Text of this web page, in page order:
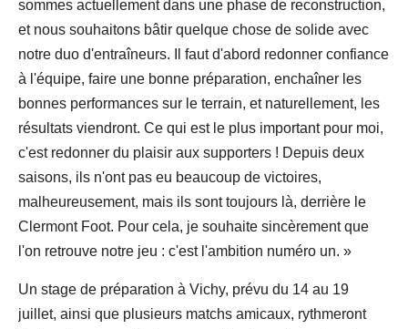
sommes actuellement dans une phase de reconstruction,
et nous souhaitons bâtir quelque chose de solide avec
notre duo d'entraîneurs. Il faut d'abord redonner confiance
à l'équipe, faire une bonne préparation, enchaîner les
bonnes performances sur le terrain, et naturellement, les
résultats viendront. Ce qui est le plus important pour moi,
c'est redonner du plaisir aux supporters ! Depuis deux
saisons, ils n'ont pas eu beaucoup de victoires,
malheureusement, mais ils sont toujours là, derrière le
Clermont Foot. Pour cela, je souhaite sincèrement que
l'on retrouve notre jeu : c'est l'ambition numéro un. »
Un stage de préparation à Vichy, prévu du 14 au 19
juillet, ainsi que plusieurs matchs amicaux, rythmeront